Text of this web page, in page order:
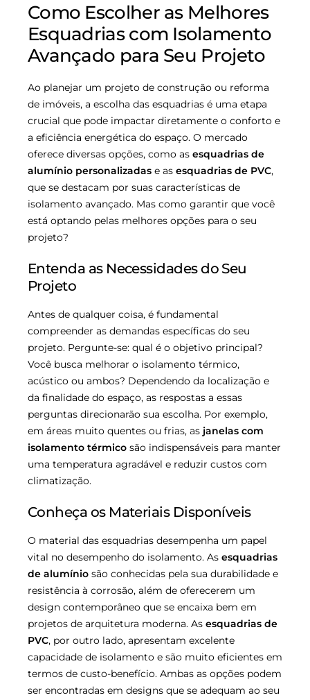
Como Escolher as Melhores
Esquadrias com Isolamento
Avançado para Seu Projeto
Ao planejar um projeto de construção ou reforma
de imóveis, a escolha das esquadrias é uma etapa
crucial que pode impactar diretamente o conforto e
a eficiência energética do espaço. O mercado
oferece diversas opções, como as esquadrias de
alumínio personalizadas e as esquadrias de PVC,
que se destacam por suas características de
isolamento avançado. Mas como garantir que você
está optando pelas melhores opções para o seu
projeto?
Entenda as Necessidades do Seu
Projeto
Antes de qualquer coisa, é fundamental
compreender as demandas específicas do seu
projeto. Pergunte-se: qual é o objetivo principal?
Você busca melhorar o isolamento térmico,
acústico ou ambos? Dependendo da localização e
da finalidade do espaço, as respostas a essas
perguntas direcionarão sua escolha. Por exemplo,
em áreas muito quentes ou frias, as janelas com
isolamento térmico são indispensáveis para manter
uma temperatura agradável e reduzir custos com
climatização.
Conheça os Materiais Disponíveis
O material das esquadrias desempenha um papel
vital no desempenho do isolamento. As esquadrias
de alumínio são conhecidas pela sua durabilidade e
resistência à corrosão, além de oferecerem um
design contemporâneo que se encaixa bem em
projetos de arquitetura moderna. As esquadrias de
PVC, por outro lado, apresentam excelente
capacidade de isolamento e são muito eficientes em
termos de custo-benefício. Ambas as opções podem
ser encontradas em designs que se adequam ao seu